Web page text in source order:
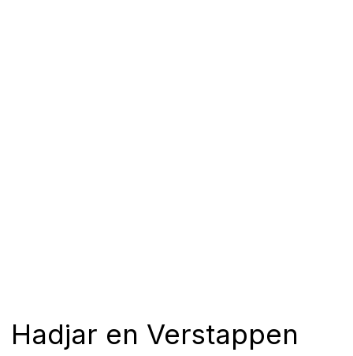
Hadjar en Verstappen